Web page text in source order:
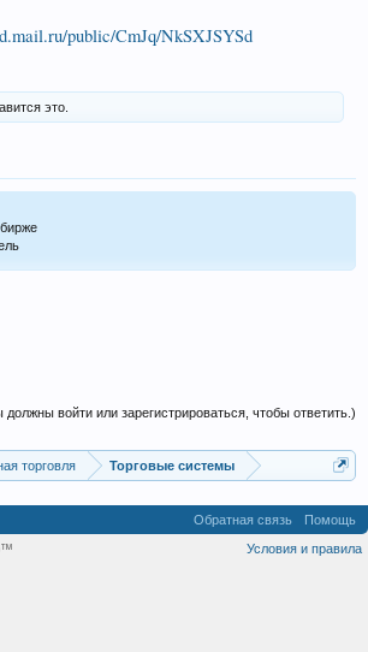
public/CmJq/NkSXJSYSd
это.
должны войти или зарегистрироваться, чтобы ответить.)
торговля Торговые системы
Обратная связь
Помощь
Условия и правила